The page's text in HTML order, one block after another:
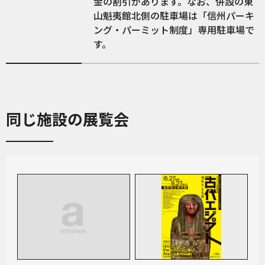
山魁夷館北側の駐車場は「信州パーキ
ング・パーミット制度」専用駐車場で
す。
同じ施設の展覧会